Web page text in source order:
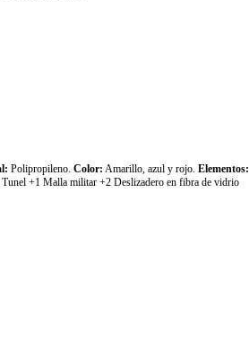
Polipropileno. Color: Amarillo, azul y rojo. Elementos:
+1 Malla militar +2 Deslizadero en fibra de vidrio